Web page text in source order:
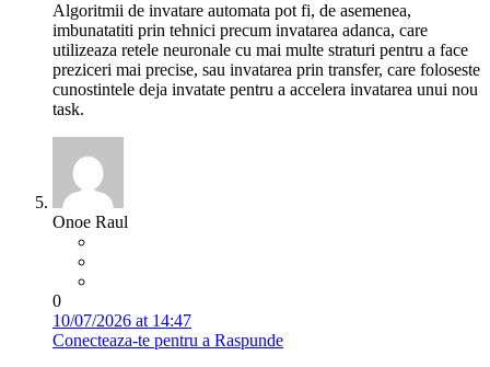
Algoritmii de invatare automata pot fi, de asemenea,
imbunatatiti prin tehnici precum invatarea adanca, care
utilizeaza retele neuronale cu mai multe straturi pentru a face
preziceri mai precise, sau invatarea prin transfer, care foloseste
cunostintele deja invatate pentru a accelera invatarea unui nou
task.
Onoe Raul
0
10/07/2026 at 14:47
Conecteaza-te pentru a Raspunde